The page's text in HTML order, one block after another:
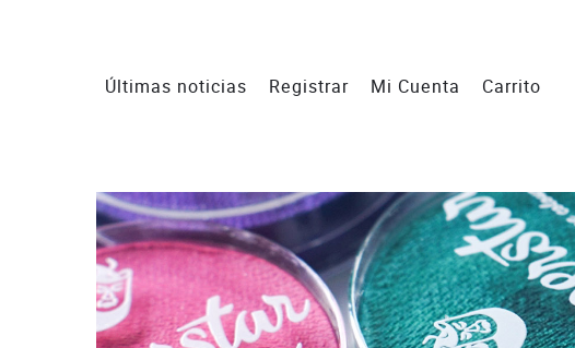
Últimas noticias Registrar Mi Cuenta Carrito